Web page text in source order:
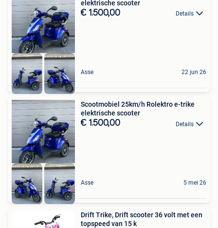
elektrische scooter
€ 1.500,00 Details
Asse 22 jun 26
Scootmobiel 25km/h Rolektro e-trike
elektrische scooter
€ 1.500,00 Details
Asse 5 mei 26
Drift Trike, Drift scooter 36 volt met een
topspeed van 15 k